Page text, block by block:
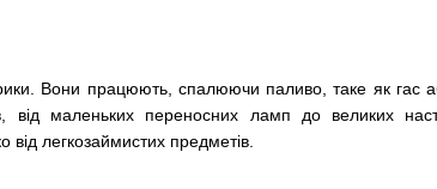
Вони працюють, спалюючи паливо, таке як гас
від маленьких переносних ламп до великих
легкозаймистих предметів.